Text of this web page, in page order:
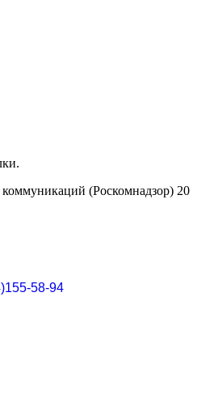
(Роскомнадзор) 20
58-94